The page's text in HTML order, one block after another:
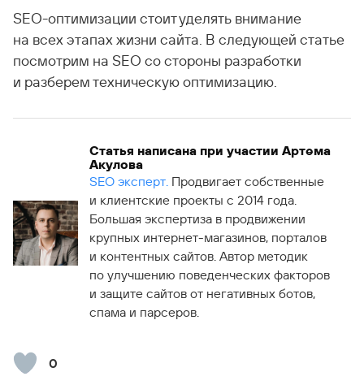
SEO-оптимизации стоит уделять внимание
на всех этапах жизни сайта. В следующей статье
посмотрим на SEO со стороны разработки
и разберем техническую оптимизацию.
Статья написана при участии Артема
Акулова
SEO эксперт. Продвигает собственные
и клиентские проекты с 2014 года.
Большая экспертиза в продвижении
крупных интернет-магазинов, порталов
и контентных сайтов. Автор методик
по улучшению поведенческих факторов
и защите сайтов от негативных ботов,
спама и парсеров.
0